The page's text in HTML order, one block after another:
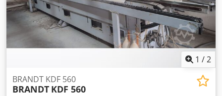
1 /2
BRANDT KDF 560
BRANDT KDF 560